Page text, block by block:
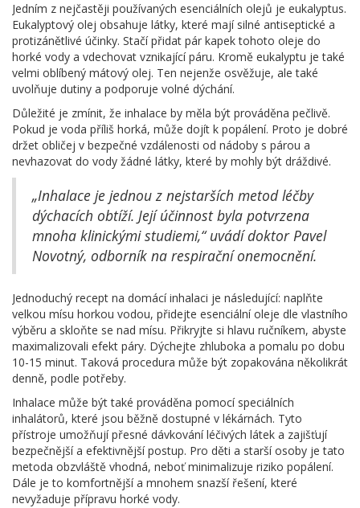
Jedním z nejčastěji používaných esenciálních olejů je eukalyptus.
Eukalyptový olej obsahuje látky, které mají silné antiseptické a
protizánětlivé účinky. Stačí přidat pár kapek tohoto oleje do
horké vody a vdechovat vznikající páru. Kromě eukalyptu je také
velmi oblíbený mátový olej. Ten nejenže osvěžuje, ale také
uvolňuje dutiny a podporuje volné dýchání.
Důležité je zmínit, že inhalace by měla být prováděna pečlivě.
Pokud je voda příliš horká, může dojít k popálení. Proto je dobré
držet obličej v bezpečné vzdálenosti od nádoby s párou a
nevhazovat do vody žádné látky, které by mohly být dráždivé.
„Inhalace je jednou z nejstarších metod léčby
dýchacích obtíží. Její účinnost byla potvrzena
mnoha klinickými studiemi,“ uvádí doktor Pavel
Novotný, odborník na respirační onemocnění.
Jednoduchý recept na domácí inhalaci je následující: naplňte
velkou mísu horkou vodou, přidejte esenciální oleje dle vlastního
výběru a skloňte se nad mísu. Přikryjte si hlavu ručníkem, abyste
maximalizovali efekt páry. Dýchejte zhluboka a pomalu po dobu
10-15 minut. Taková procedura může být zopakována několikrát
denně, podle potřeby.
Inhalace může být také prováděna pomocí speciálních
inhalátorů, které jsou běžně dostupné v lékárnách. Tyto
přístroje umožňují přesné dávkování léčivých látek a zajišťují
bezpečnější a efektivnější postup. Pro děti a starší osoby je tato
metoda obzvláště vhodná, neboť minimalizuje riziko popálení.
Dále je to komfortnější a mnohem snazší řešení, které
nevyžaduje přípravu horké vody.